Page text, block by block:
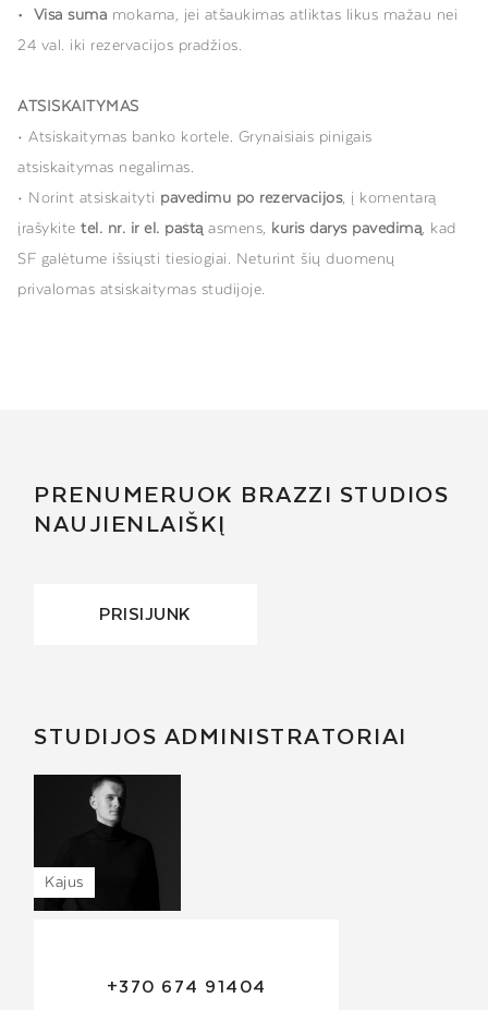
• Visa suma mokama, jei atšaukimas atliktas likus mažau nei
24 val. iki rezervacijos pradžios.
ATSISKAITYMAS
• Atsiskaitymas banko kortele. Grynaisiais pinigais
atsiskaitymas negalimas.
• Norint atsiskaityti pavedimu po rezervacijos, į komentarą
įrašykite tel. nr. ir el. paštą asmens, kuris darys pavedimą, kad
SF galėtume išsiųsti tiesiogiai. Neturint šių duomenų
privalomas atsiskaitymas studijoje.
PRENUMERUOK BRAZZI STUDIOS
NAUJIENLAIŠKĮ
PRISIJUNK
STUDIJOS ADMINISTRATORIAI
Kajus
+370 674 91404